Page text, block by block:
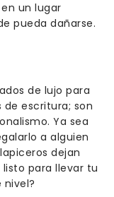
un lugar
pueda dañarse.
de lujo para
escritura; son
Ya sea
a alguien
dejan
listo para llevar tu